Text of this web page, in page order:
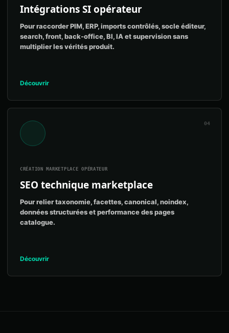
Intégrations SI opérateur
Pour raccorder PIM, ERP, imports contrôlés, socle éditeur,
search, front, back-office, BI, IA et supervision sans
multiplier les vérités produit.
Découvrir
04
CRÉATION MARKETPLACE OPÉRATEUR
SEO technique marketplace
Pour relier taxonomie, facettes, canonical, noindex,
données structurées et performance des pages
catalogue.
Découvrir